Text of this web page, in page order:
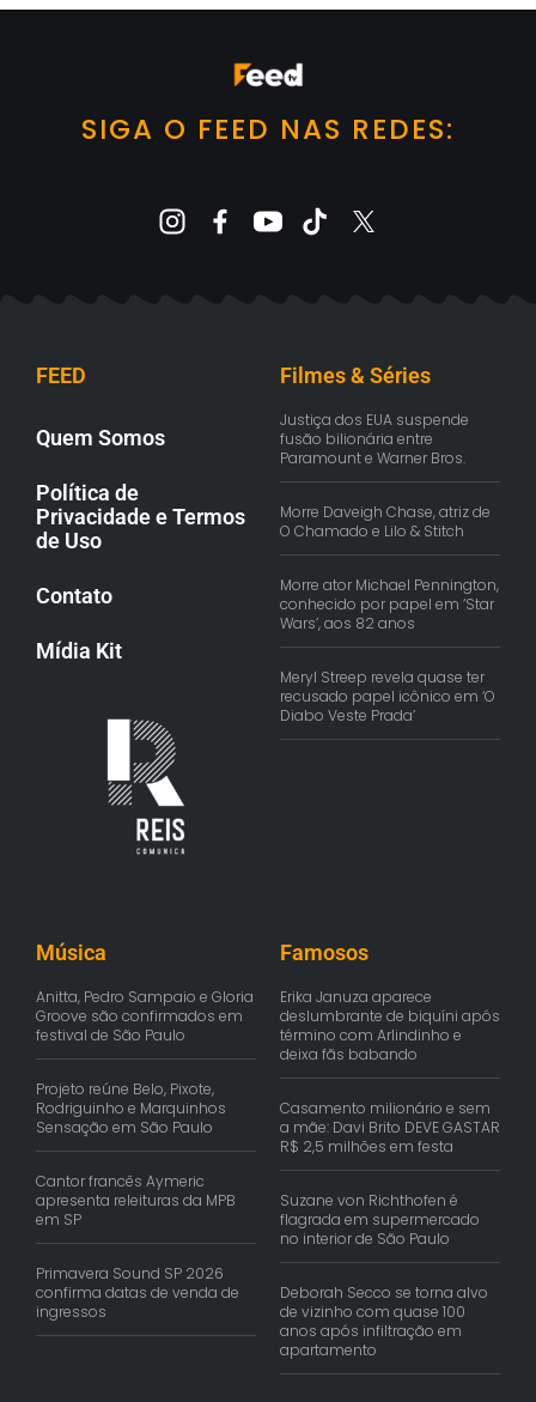
SIGA O FEED NAS REDES:
FEED
Quem Somos
Política de
Privacidade e Termos
de Uso
Contato
Mídia Kit
Filmes & Séries
Justiça dos EUA suspende
fusão bilionária entre
Paramount e Warner Bros.
Morre Daveigh Chase, atriz de
O Chamado e Lilo & Stitch
Morre ator Michael Pennington,
conhecido por papel em ‘Star
Wars’, aos 82 anos
Meryl Streep revela quase ter
recusado papel icônico em ‘O
Diabo Veste Prada’
Música
Anitta, Pedro Sampaio e Gloria
Groove são confirmados em
festival de São Paulo
Projeto reúne Belo, Pixote,
Rodriguinho e Marquinhos
Sensação em São Paulo
Cantor francês Aymeric
apresenta releituras da MPB
em SP
Primavera Sound SP 2026
confirma datas de venda de
ingressos
Famosos
Erika Januza aparece
deslumbrante de biquíni após
término com Arlindinho e
deixa fãs babando
Casamento milionário e sem
a mãe: Davi Brito DEVE GASTAR
R$ 2,5 milhões em festa
Suzane von Richthofen é
flagrada em supermercado
no interior de São Paulo
Deborah Secco se torna alvo
de vizinho com quase 100
anos após infiltração em
apartamento